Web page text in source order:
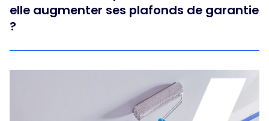
elle augmenter ses plafonds de garantie
?